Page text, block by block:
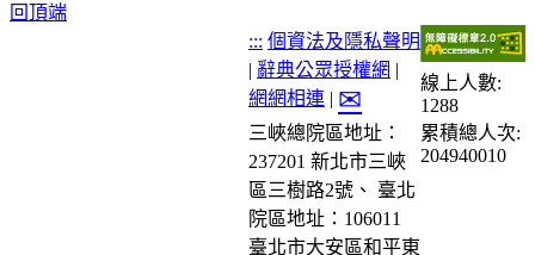
回頂端
::: 個資法及隱私聲明
| 辭典公眾授權網 |
網網相連 | ✉
三峽總院區地址：
237201 新北市三峽
區三樹路2號、 臺北
院區地址：106011
臺北市大安區和平東
線上人數:
1288
累積總人次:
204940010